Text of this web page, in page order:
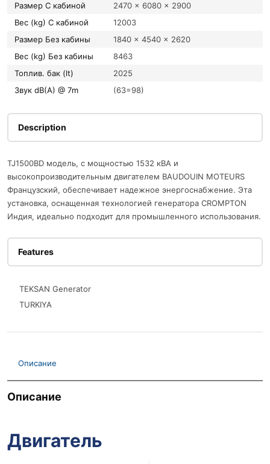
Размер С кабиной
2470 x 6080 x 2900
Вес (kg) С кабиной
12003
Размер Без кабины
1840 x 4540 x 2620
Вес (kg) Без кабины
8463
Топлив. бак (lt)
2025
Звук dB(A) @ 7m
(63=98)
Description
TJ1500BD модель, с мощностью 1532 кВА и
высокопроизводительным двигателем BAUDOUIN MOTEURS
Французский, обеспечивает надежное энергоснабжение. Эта
установка, оснащенная технологией генератора CROMPTON
Индия, идеально подходит для промышленного использования.
Features
TEKSAN Generator
TURKIYA
Описание
Описание
Двигатель